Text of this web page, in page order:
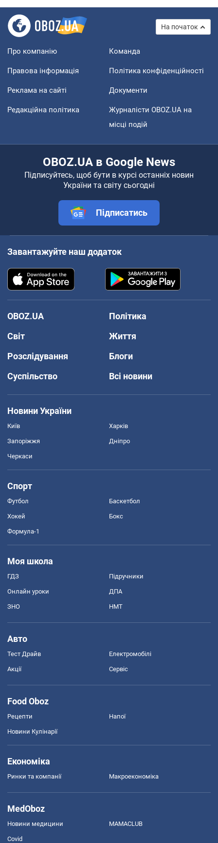
На початок
Про компанію Команда
Правова інформація Політика конфіденційності
Реклама на сайті Документи
Редакційна політика
Журналісти OBOZ.UA на
місці подій
OBOZ.UA в Google News
Підписуйтесь, щоб бути в курсі останніх новин
України та світу сьогодні
Підписатись
Завантажуйте наш додаток
OBOZ.UA
Політика
Світ
Життя
Розслідування
Блоги
Суспільство
Всі новини
Новини України
Київ Харків
Запоріжжя Дніпро
Черкаси
Спорт
Футбол Баскетбол
Хокей Бокс
Формула-1
Моя школа
ГДЗ Підручники
Онлайн уроки ДПА
ЗНО НМТ
Авто
Тест Драйв Електромобілі
Акції Сервіс
Food Oboz
Рецепти Напої
Новини Кулінарії
Економіка
Ринки та компанії Макроекономіка
MedOboz
Новини медицини MAMACLUB
Covid